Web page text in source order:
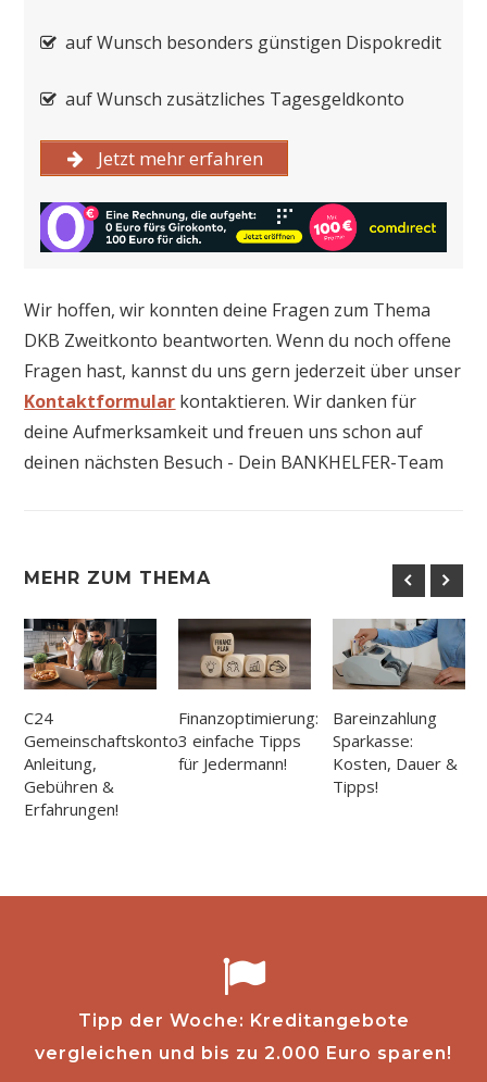
auf Wunsch besonders günstigen Dispokredit
auf Wunsch zusätzliches Tagesgeldkonto
Jetzt mehr erfahren
Wir hoffen, wir konnten deine Fragen zum Thema
DKB Zweitkonto beantworten. Wenn du noch offene
Fragen hast, kannst du uns gern jederzeit über unser
Kontaktformular kontaktieren. Wir danken für
deine Aufmerksamkeit und freuen uns schon auf
deinen nächsten Besuch - Dein BANKHELFER-Team
MEHR ZUM THEMA
C24
Gemeinschaftskonto:
Anleitung,
Gebühren &
Erfahrungen!
Finanzoptimierung:
3 einfache Tipps
für Jedermann!
Bareinzahlung
Sparkasse:
Kosten, Dauer &
Tipps!
Tipp der Woche: Kreditangebote
vergleichen und bis zu 2.000 Euro sparen!